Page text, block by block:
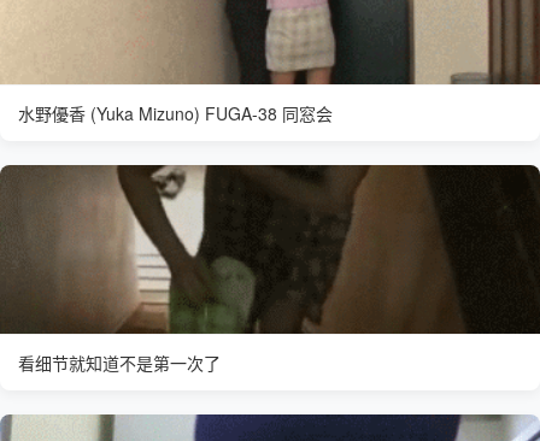
水野優香 (Yuka Mizuno) FUGA-38 同窓会
看细节就知道不是第一次了